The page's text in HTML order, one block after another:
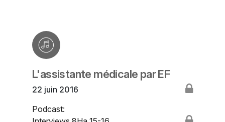
L'assistante médicale par EF
22 juin 2016
Podcast: